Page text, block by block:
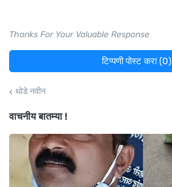
Thanks For Your Valuable Response
टिप्पणी पोस्ट करा (0)
थोडे नवीन
वाचनीय बातम्या !